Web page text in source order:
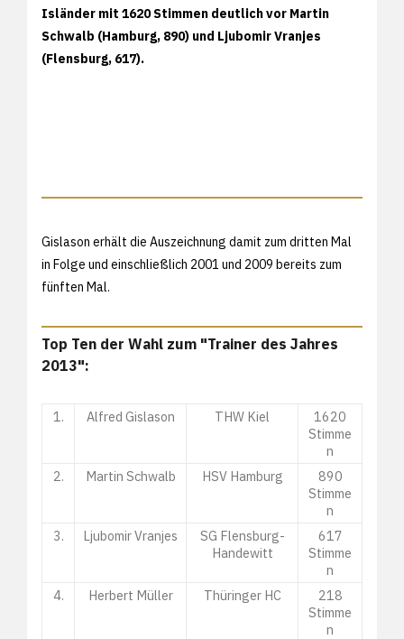
Isländer mit 1620 Stimmen deutlich vor Martin
Schwalb (Hamburg, 890) und Ljubomir Vranjes
(Flensburg, 617).
Gislason erhält die Auszeichnung damit zum dritten Mal
in Folge und einschließlich 2001 und 2009 bereits zum
fünften Mal.
Top Ten der Wahl zum "Trainer des Jahres
2013":
1. Alfred Gislason THW Kiel
1620
Stimme
n
2.
Martin Schwalb HSV Hamburg
890
Stimme
n
3.
Ljubomir Vranjes
SG Flensburg-
Handewitt
617
Stimme
n
4.
Herbert Müller Thüringer HC
218
Stimme
n